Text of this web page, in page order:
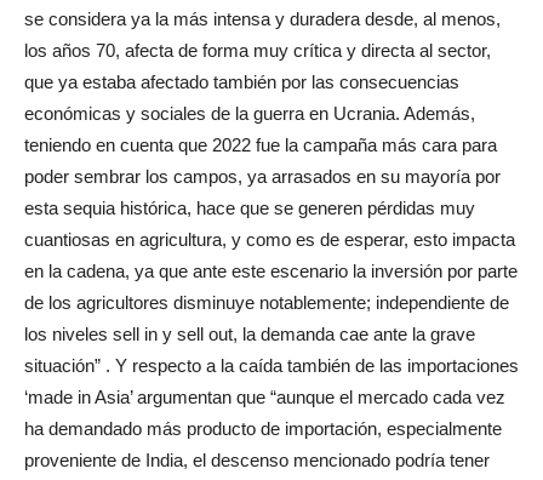
se considera ya la más intensa y duradera desde, al menos,
los años 70, afecta de forma muy crítica y directa al sector,
que ya estaba afectado también por las consecuencias
económicas y sociales de la guerra en Ucrania. Además,
teniendo en cuenta que 2022 fue la campaña más cara para
poder sembrar los campos, ya arrasados en su mayoría por
esta sequia histórica, hace que se generen pérdidas muy
cuantiosas en agricultura, y como es de esperar, esto impacta
en la cadena, ya que ante este escenario la inversión por parte
de los agricultores disminuye notablemente; independiente de
los niveles sell in y sell out, la demanda cae ante la grave
situación” . Y respecto a la caída también de las importaciones
‘made in Asia’ argumentan que “aunque el mercado cada vez
ha demandado más producto de importación, especialmente
proveniente de India, el descenso mencionado podría tener